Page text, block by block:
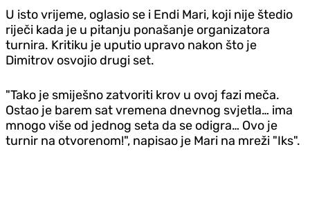
U isto vrijeme, oglasio se i Endi Mari, koji nije štedio
riječi kada je u pitanju ponašanje organizatora
turnira. Kritiku je uputio upravo nakon što je
Dimitrov osvojio drugi set.
"Tako je smiješno zatvoriti krov u ovoj fazi meča.
Ostao je barem sat vremena dnevnog svjetla… ima
mnogo više od jednog seta da se odigra… Ovo je
turnir na otvorenom!", napisao je Mari na mreži "Iks".